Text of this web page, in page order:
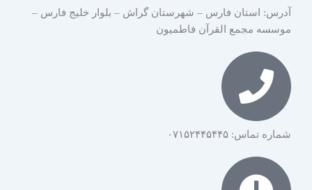
آدرس: استان فارس – شهرستان گراش – بلوار خلیج فارس –
موسسه مجمع القرآن فاطمیون
شماره تماس: ۰۷۱۵۲۴۴۵۴۴۵